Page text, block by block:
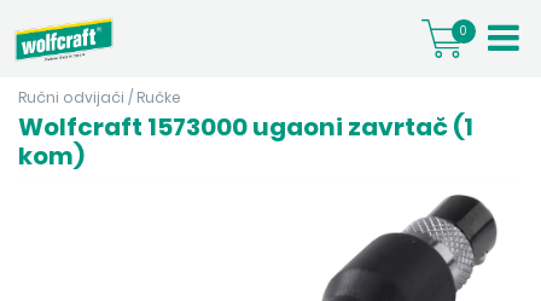
0
Ručni odvijači / Ručke
Wolfcraft 1573000 ugaoni zavrtač (1
kom)